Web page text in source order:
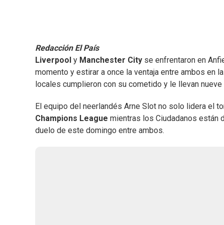
Redacción El País
Liverpool y Manchester City se enfrentaron en
momento y estirar a once la ventaja entre ambos en la
locales cumplieron con su cometido y le llevan
El equipo del neerlandés Arne Slot no solo lidera el
Champions League mientras los Ciudadanos están
duelo de este domingo entre ambos.